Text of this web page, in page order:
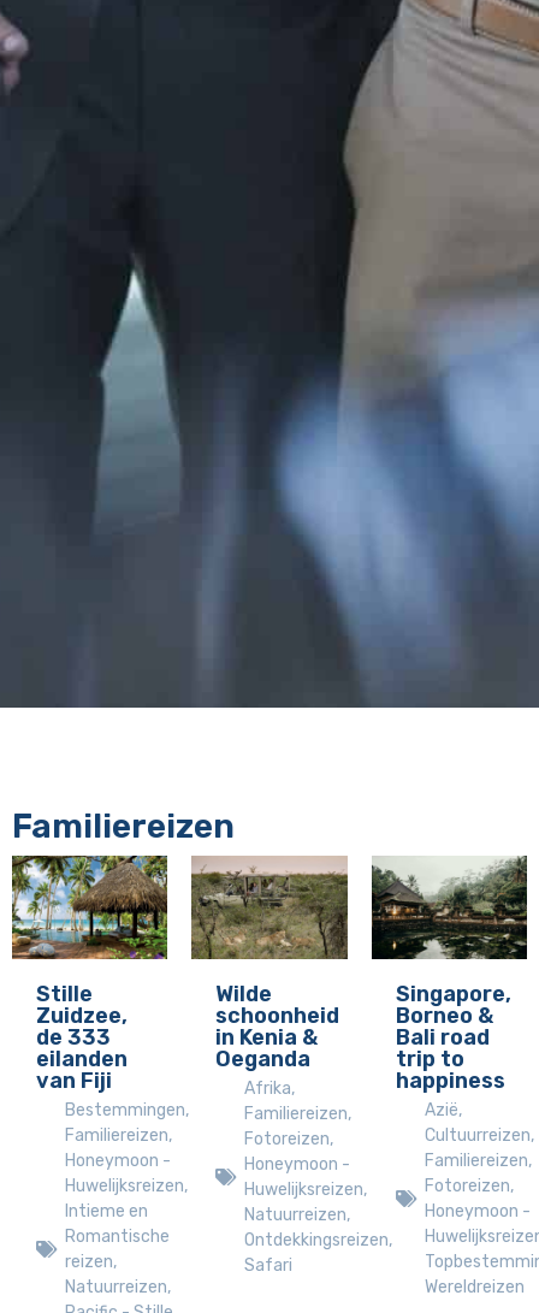
Familiereizen
Stille
Zuidzee,
de 333
eilanden
van Fiji
Bestemmingen,
Familiereizen,
Honeymoon -
Huwelijksreizen,
Intieme en
Romantische
reizen,
Natuurreizen,
Wilde
schoonheid
in Kenia &
Oeganda
Afrika,
Familiereizen,
Fotoreizen,
Honeymoon -
Huwelijksreizen,
Natuurreizen,
Ontdekkingsreizen,
Safari
Singapore,
Borneo &
Bali road
trip to
happiness
Azië,
Cultuurreizen,
Familiereizen,
Fotoreizen,
Honeymoon -
Wereldreizen